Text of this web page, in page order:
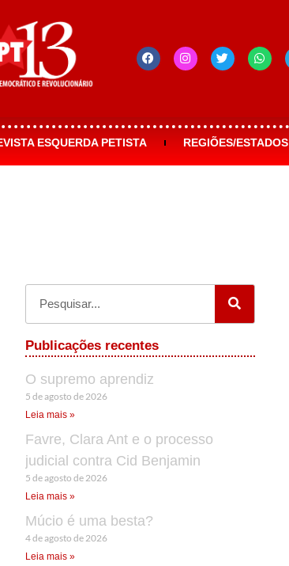
ESQUERDA PETISTA REGIÕES/ESTADOS
Publicações recentes
O supremo aprendiz
5 de agosto de 2026
Leia mais »
Favre, Clara Ant e o processo
judicial contra Cid Benjamin
5 de agosto de 2026
Leia mais »
Múcio é uma besta?
4 de agosto de 2026
Leia mais »